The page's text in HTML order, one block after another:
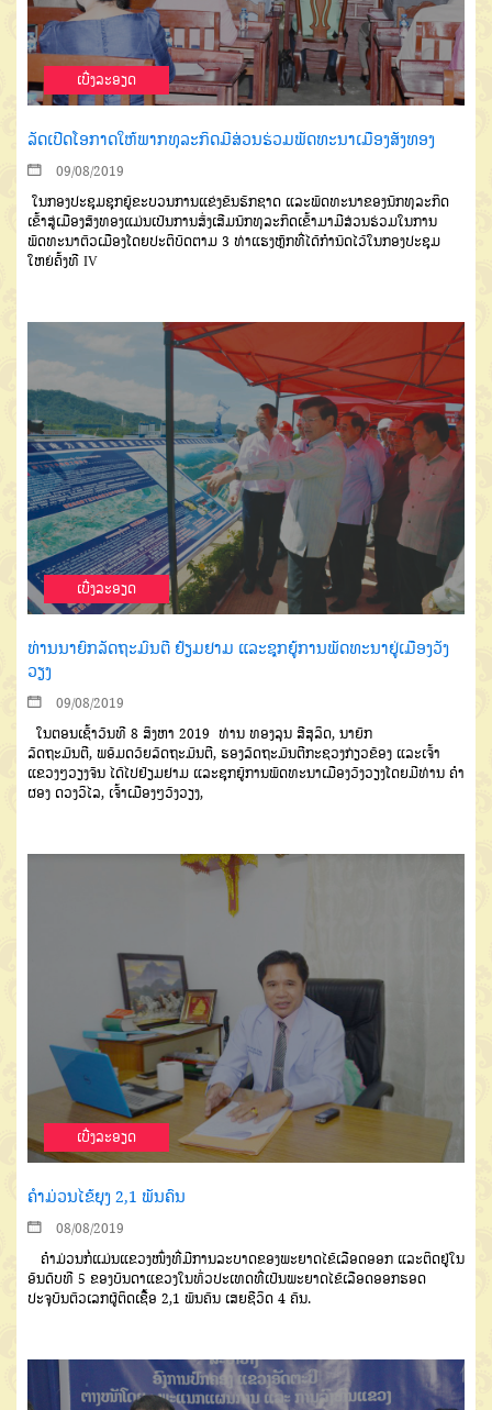
ເບີ່ງລະອຽດ
ລັດເປີດໂອກາດໃຫ້ພາກທຸລະກິດມີສ່ວນຮ່ວມພັດທະນາເມືອງສັງທອງ
09/08/2019
ໃນກອງປະຊຸມຊຸກຍູ້ຂະບວນການແຂ່ງຂັນຮັກຊາດ ແລະພັດທະນາຂອງນັກທຸລະກິດ
ເຂົ້າສູ່ເມືອງສັງທອງແມ່ນເປັນການສົ່ງເສີມນັກທຸລະກິດເຂົ້າມາມີສ່ວນຮ່ວມໃນການ
ພັດທະນາຕົວເມືອງໂດຍປະຕິບັດຕາມ 3 ທ່າແຮງຫຼັກທີ່ໄດ້ກໍານົດໄວ້ໃນກອງປະຊຸມ
ໃຫຍ່ຄັ້ງທີ IV
ເບີ່ງລະອຽດ
ທ່ານນາຍົກລັດຖະມົນຕີ ຢ້ຽມຢາມ ແລະຊຸກຍູ້ການພັດທະນາຢູ່ເມືອງວັງ
ວຽງ
09/08/2019
ໃນຕອນເຊົ້າວັນທີ 8 ສິງຫາ 2019 ທ່ານ ທອງລຸນ ສີສຸລິດ, ນາຍົກ
ລັດຖະມົນຕີ, ພອ້ມດວ້ຍລັດຖະມົນຕີ, ຮອງລັດຖະມົນຕີກະຊວງກ່ຽວຂ້ອງ ແລະເຈົ້າ
ແຂວງໆວຽງຈັນ ໄດ້ໄປຢ້ຽມຢາມ ແລະຊຸກຍູ້ການພັດທະນາເມືອງວັງວຽງໂດຍມີທ່ານ ຄຳ
ຜອງ ດວງວິໄລ, ເຈົ້າເມືອງໆວັງວຽງ,
ເບີ່ງລະອຽດ
ຄຳມ່ວນໄຂ້ຍຸງ 2,1 ພັນຄົນ
08/08/2019
ຄຳມ່ວນກໍ່ແມ່ນແຂວງໜຶ່ງທີ່ມີການລະບາດຂອງພະຍາດໄຂ້ເລືອດອອກ ແລະຕິດຢູ່ໃນ
ອັນດັບທີ 5 ຂອງບັນດາແຂວງໃນທົ່ວປະເທດທີ່ເປັນພະຍາດໄຂ້ເລືອດອອກຮອດ
ປະຈຸບັນຕົວເລກຜູ້ຕິດເຊື້ອ 2,1 ພັນຄົນ ເສຍຊີວິດ 4 ຄົນ.